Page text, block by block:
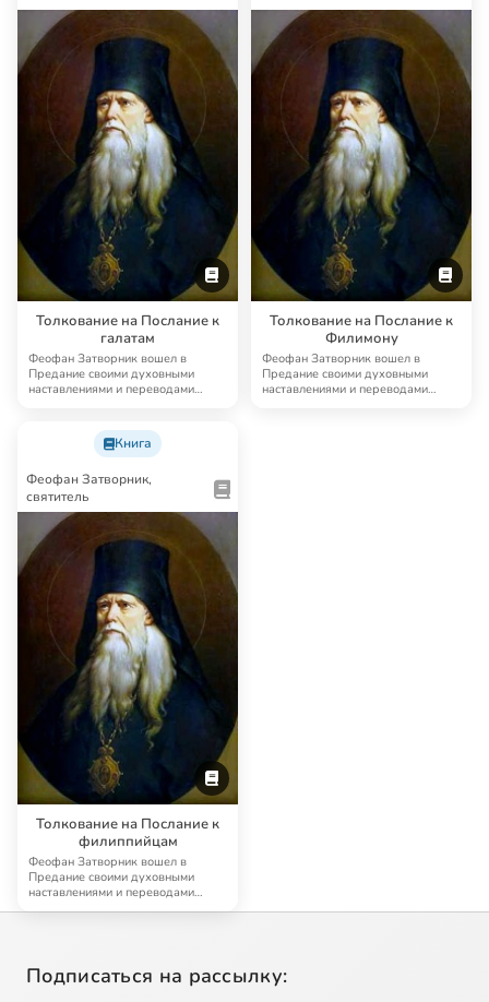
Толкование на Послание к
галатам
Феофан Затворник вошел в
Предание своими духовными
наставлениями и переводами
Толкование на Послание к
Филимону
Феофан Затворник вошел в
Предание своими духовными
наставлениями и переводами
Книга
Феофан Затворник,
святитель
Толкование на Послание к
филиппийцам
Феофан Затворник вошел в
Предание своими духовными
наставлениями и переводами
древнехристианской аск…
Подписаться на рассылку: